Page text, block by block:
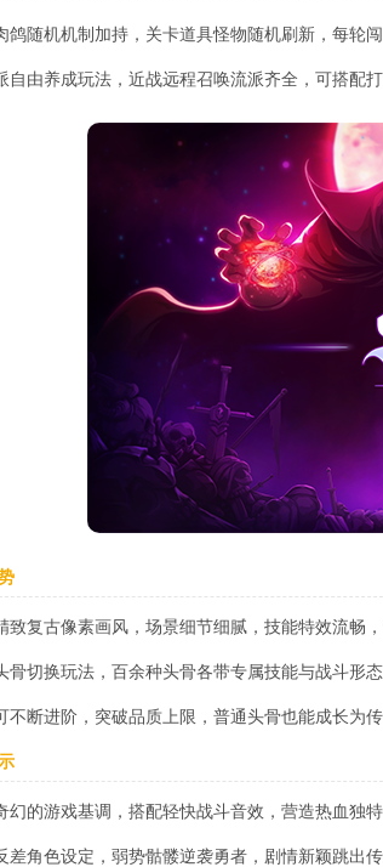
鸽随机机制加持，关卡道具怪物随机刷新，每轮闯
自由养成玩法，近战远程召唤流派齐全，可搭配打
致复古像素画风，场景细节细腻，技能特效流畅
骨切换玩法，百余种头骨各带专属技能与战斗形
不断进阶，突破品质上限，普通头骨也能成长为
幻的游戏基调，搭配轻快战斗音效，营造热血独特
差角色设定，弱势骷髅逆袭勇者，剧情新颖跳出传